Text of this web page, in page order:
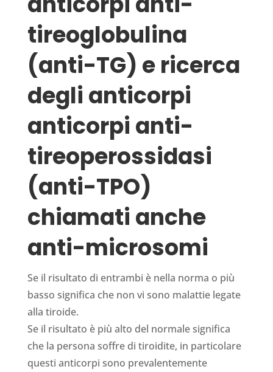
tireoglobulina
(anti-TG) e ricerca
degli anti­corpi
anticorpi anti-
tireoperossidasi
(anti-TPO)
chiamati anche
anti-microsomi
Se il risultato di entrambi è nella norma o più
basso significa che non vi sono malattie legate
alla tiroide.
Se il risultato è più alto del normale significa
che la persona soffre di tiroidite, in particolare
questi anticorpi sono prevalentemente